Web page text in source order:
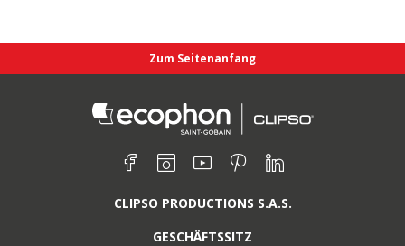
Zum Seitenanfang
Finden Sie uns auf:
CLIPSO PRODUCTIONS S.A.S.
GESCHÄFTSSITZ